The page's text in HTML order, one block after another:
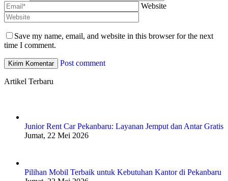
Website
Save my name, email, and website in this browser for the next
time I comment.
Post comment
Artikel Terbaru
Junior Rent Car Pekanbaru: Layanan Jemput dan Antar Gratis
Jumat, 22 Mei 2026
Pilihan Mobil Terbaik untuk Kebutuhan Kantor di Pekanbaru